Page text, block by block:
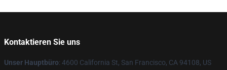
Kontaktieren Sie uns
Unser Hauptbüro: 4600 California St, San Francisco, CA 94108, US